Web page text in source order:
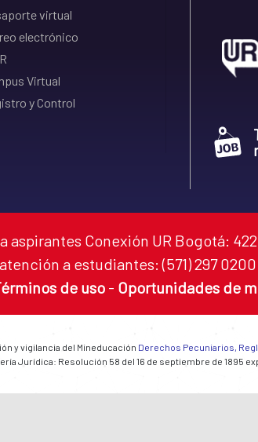
virtual
electrónico
Virtual
y Control
aspirantes Conexión UR Bogotá: 422
a estudiantes: (571) 297
de uso - Oportunidades de
y vigilancia del Mineducación Derechos Pecuniarios,
Jurídica: Resolución 58 del 16 de septiembre de 1895